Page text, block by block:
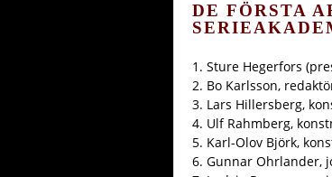
DE FÖRSTA
1. Sture Hegerfors
2. Bo Karlsson,
3. Lars Hillersberg,
4. Ulf Rahmberg,
5. Karl-Olov Björk,
6. Gunnar Ohrlander,